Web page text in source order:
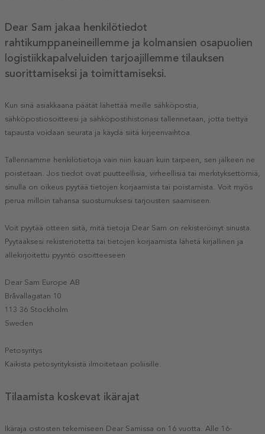
Dear Sam jakaa henkilötiedot
rahtikumppaneineillemme ja kolmansien osapuolien
logistiikkapalveluiden tarjoajillemme tilauksen
suorittamiseksi ja toimittamiseksi.
Kun sinä asiakkaana päätät lähettää meille sähköpostia,
sähköpostiosoitteesi ja sähköpostihistoriasi tallennetaan, jotta tiettyä
tapausta voidaan seurata ja käydä siitä kirjeenvaihtoa.
Tallennamme henkilötietoja vain niin kauan kuin tarpeen, sen jälkeen ne
poistetaan. Jos tiedot ovat puutteellisia, virheellisiä tai merkityksettömiä,
sinulla on oikeus pyytää tietojen korjaamista tai poistamista. Voit myös
perua milloin tahansa suostumuksesi tarjousten saamiseen.
Voit pyytää otteen siitä, mitä tietoja Dear Sam on rekisteröinyt sinusta.
Pyytääksesi rekisteriotetta tai tietojen korjaamista lähetä kirjallinen ja
allekirjoitettu pyyntö osoitteeseen
Dear Sam Europe AB
Bråvallagatan 10
113 36 Stockholm
Sweden
Petosyritys
Kaikista petosyrityksistä ilmoitetaan poliisille.
Tilaamista koskevat ikärajat
Ikäraja ostosten tekemiseen Dear Samissa on 16 vuotta. Alle 16-